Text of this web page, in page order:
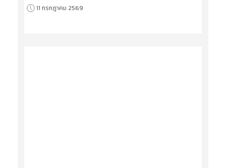
11 กรกฎาคม 2569